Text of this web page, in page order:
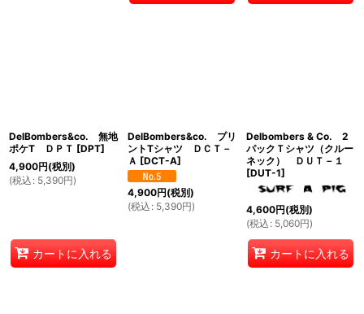
DelBombers&co. 無地
ポケT ＤＰＴ [DPT]
4,900円(税別)
(税込 : 5,390円)
カートに入れる
DelBombers&co. プリ
ントTシャツ ＤＣＴ－
Ａ [DCT-A]
4,900円(税別)
(税込 : 5,390円)
Delbombers & Co. 2
パックＴシャツ（クルー
ネック） ＤＵＴ－１
[DUT-1]
4,600円(税別)
(税込 : 5,060円)
カートに入れる